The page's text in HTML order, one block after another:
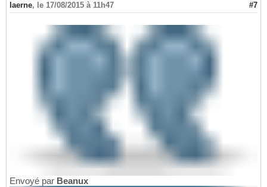
laerne, le 17/08/2015 à 11h47 #7
Envoyé par Beanux